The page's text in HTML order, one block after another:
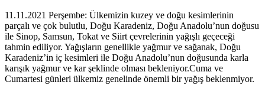
11.11.2021 Perşembe: Ülkemizin kuzey ve doğu kesimlerinin
parçalı ve çok bulutlu, Doğu Karadeniz, Doğu Anadolu’nun doğusu
ile Sinop, Samsun, Tokat ve Siirt çevrelerinin yağışlı geçeceği
tahmin ediliyor. Yağışların genellikle yağmur ve sağanak, Doğu
Karadeniz’in iç kesimleri ile Doğu Anadolu’nun doğusunda karla
karışık yağmur ve kar şeklinde olması bekleniyor.Cuma ve
Cumartesi günleri ülkemiz genelinde önemli bir yağış beklenmiyor.